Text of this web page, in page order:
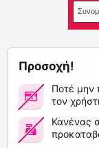
Προσοχή!
Ποτέ μην
τον
Κανένας